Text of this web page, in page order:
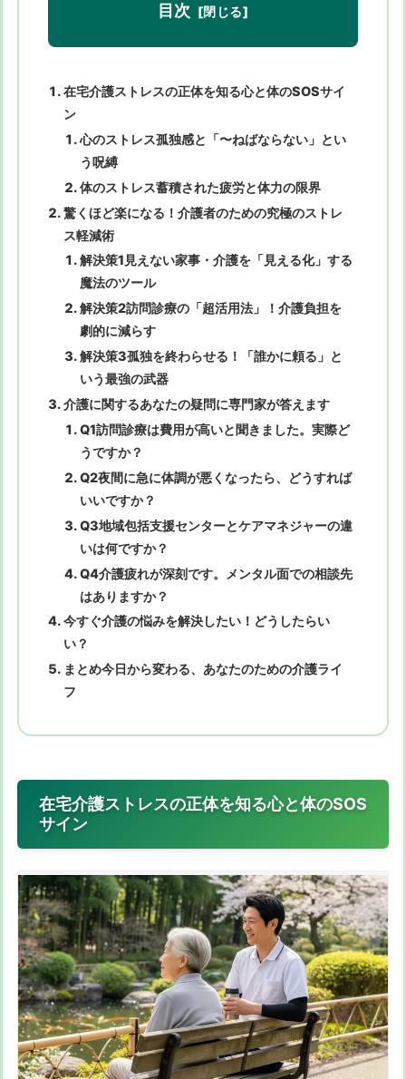
目次
在宅介護ストレスの正体を知る心と体のSOSサイ
ン
心のストレス孤独感と「〜ねばならない」とい
う呪縛
体のストレス蓄積された疲労と体力の限界
驚くほど楽になる！介護者のための究極のストレ
ス軽減術
解決策1見えない家事・介護を「見える化」する
魔法のツール
解決策2訪問診療の「超活用法」！介護負担を
劇的に減らす
解決策3孤独を終わらせる！「誰かに頼る」と
いう最強の武器
介護に関するあなたの疑問に専門家が答えます
Q1訪問診療は費用が高いと聞きました。実際ど
うですか？
Q2夜間に急に体調が悪くなったら、どうすれば
いいですか？
Q3地域包括支援センターとケアマネジャーの違
いは何ですか？
Q4介護疲れが深刻です。メンタル面での相談先
はありますか？
今すぐ介護の悩みを解決したい！どうしたらい
い？
まとめ今日から変わる、あなたのための介護ライ
フ
在宅介護ストレスの正体を知る心と体のSOS
サイン